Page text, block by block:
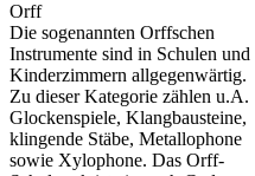
Orff
Die sogenannten Orffschen
Instrumente sind in Schulen und
Kinderzimmern allgegenwärtig.
Zu dieser Kategorie zählen u.A.
Glockenspiele, Klangbausteine,
klingende Stäbe, Metallophone
sowie Xylophone. Das Orff-